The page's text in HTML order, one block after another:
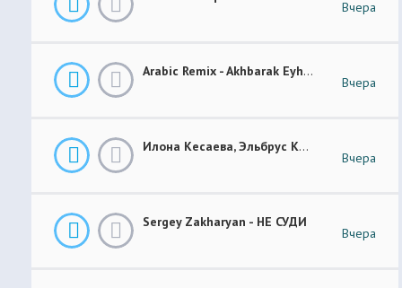
Вчера
Arabic Remix - Akhbarak Eyh (Prod. Elsen Pro)
Вчера
Илона Кесаева, Эльбрус Кесаев - Поздняя Любовь Премьера Трека 2026
Вчера
Sergey Zakharyan - НЕ СУДИ
Вчера